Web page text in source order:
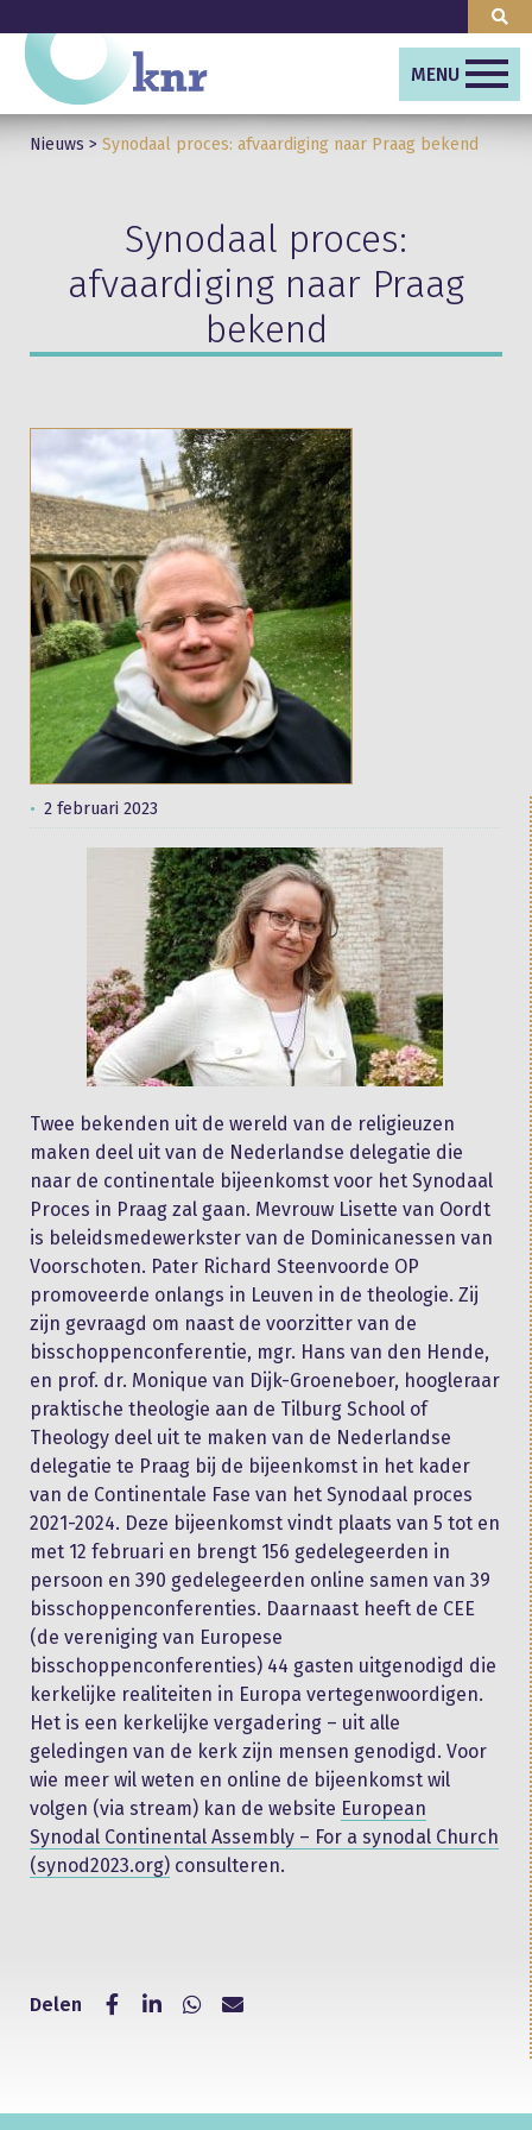
MENU
Nieuws > Synodaal proces: afvaardiging naar Praag bekend
Synodaal proces:
afvaardiging naar Praag
bekend
2 februari 2023
Twee bekenden uit de wereld van de religieuzen
maken deel uit van de Nederlandse delegatie die
naar de continentale bijeenkomst voor het Synodaal
Proces in Praag zal gaan. Mevrouw Lisette van Oordt
is beleidsmedewerkster van de Dominicanessen van
Voorschoten. Pater Richard Steenvoorde OP
promoveerde onlangs in Leuven in de theologie. Zij
zijn gevraagd om naast de voorzitter van de
bisschoppenconferentie, mgr. Hans van den Hende,
en prof. dr. Monique van Dijk-Groeneboer, hoogleraar
praktische theologie aan de Tilburg School of
Theology deel uit te maken van de Nederlandse
delegatie te Praag bij de bijeenkomst in het kader
van de Continentale Fase van het Synodaal proces
2021-2024. Deze bijeenkomst vindt plaats van 5 tot en
met 12 februari en brengt 156 gedelegeerden in
persoon en 390 gedelegeerden online samen van 39
bisschoppenconferenties. Daarnaast heeft de CEE
(de vereniging van Europese
bisschoppenconferenties) 44 gasten uitgenodigd die
kerkelijke realiteiten in Europa vertegenwoordigen.
Het is een kerkelijke vergadering – uit alle
geledingen van de kerk zijn mensen genodigd. Voor
wie meer wil weten en online de bijeenkomst wil
volgen (via stream) kan de website European
Synodal Continental Assembly – For a synodal Church
(synod2023.org) consulteren.
Delen